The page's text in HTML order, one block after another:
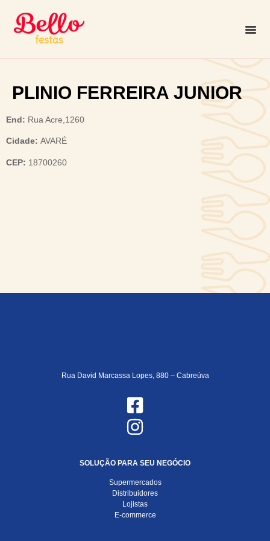
PLINIO FERREIRA JUNIOR
End: Rua Acre,1260
Cidade: AVARÉ
CEP: 18700260
Rua David Marcassa Lopes, 880 – Cabreúva
SOLUÇÃO PARA SEU NEGÓCIO
Supermercados
Distribuidores
Lojistas
E-commerce